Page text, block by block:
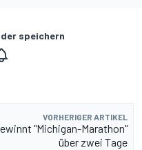
speichern
VORHERIGER ARTIKEL
"Michigan-Marathon"
über zwei Tage